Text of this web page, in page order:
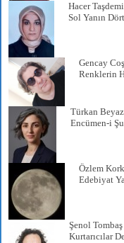
Hacer
Sol Yanın
Gencay
Renklerin
Türkan Beyaz
Encümen-i
Özlem
Edebiyat
Şenol Tombaş
Kurtarıcılar